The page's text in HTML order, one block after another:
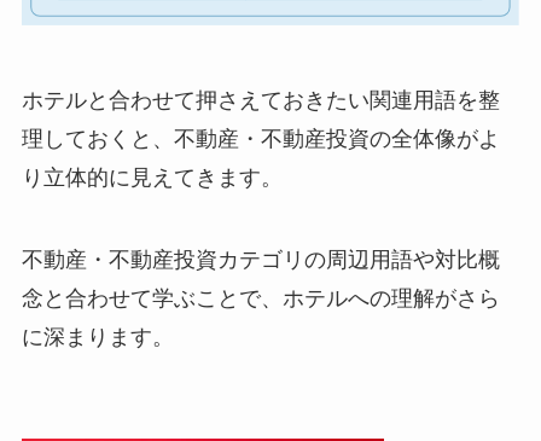
ホテルと合わせて押さえておきたい関連用語を整
理しておくと、不動産・不動産投資の全体像がよ
り立体的に見えてきます。
不動産・不動産投資カテゴリの周辺用語や対比概
念と合わせて学ぶことで、ホテルへの理解がさら
に深まります。